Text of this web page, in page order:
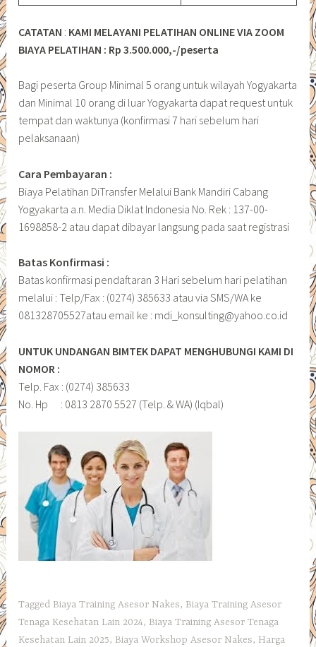
CATATAN : KAMI MELAYANI PELATIHAN ONLINE VIA ZOOM
BIAYA PELATIHAN : Rp 3.500.000,-/peserta
Bagi peserta Group Minimal 5 orang untuk wilayah Yogyakarta
dan Minimal 10 orang di luar Yogyakarta dapat request untuk
tempat dan waktunya (konfirmasi 7 hari sebelum hari
pelaksanaan)
Cara Pembayaran :
Biaya Pelatihan DiTransfer Melalui Bank Mandiri Cabang
Yogyakarta a.n. Media Diklat Indonesia No. Rek : 137-00-
1698858-2 atau dapat dibayar langsung pada saat registrasi
Batas Konfirmasi :
Batas konfirmasi pendaftaran 3 Hari sebelum hari pelatihan
melalui : Telp/Fax : (0274) 385633 atau via SMS/WA ke
081328705527atau email ke : mdi_konsulting@yahoo.co.id
UNTUK UNDANGAN BIMTEK DAPAT MENGHUBUNGI KAMI DI
NOMOR :
Telp. Fax : (0274) 385633
No. Hp : 0813 2870 5527 (Telp. & WA) (Iqbal)
Tagged Biaya Training Asesor Nakes, Biaya Training Asesor
Tenaga Kesehatan Lain 2024, Biaya Training Asesor Tenaga
Kesehatan Lain 2025, Biaya Workshop Asesor Nakes, Harga